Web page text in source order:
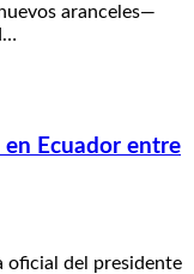
aranceles—
en Ecuador entre
oficial del presidente